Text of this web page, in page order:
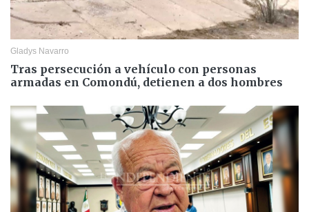
Gladys Navarro
Tras persecución a vehículo con personas
armadas en Comondú, detienen a dos hombres